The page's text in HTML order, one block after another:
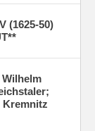
(1625-50)
Kremnitz